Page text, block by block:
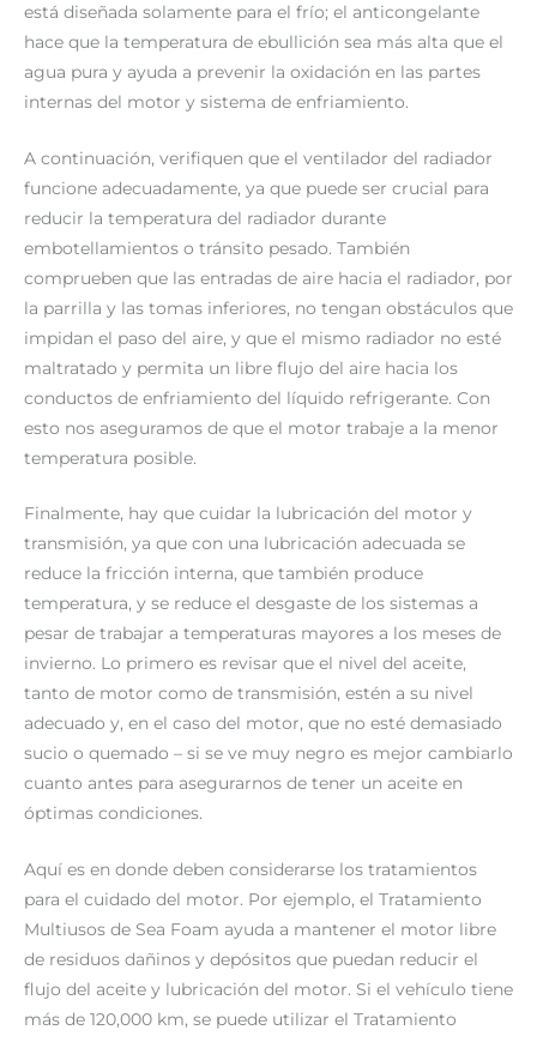
está diseñada solamente para el frío; el anticongelante
hace que la temperatura de ebullición sea más alta que el
agua pura y ayuda a prevenir la oxidación en las partes
internas del motor y sistema de enfriamiento.
A continuación, verifiquen que el ventilador del radiador
funcione adecuadamente, ya que puede ser crucial para
reducir la temperatura del radiador durante
embotellamientos o tránsito pesado. También
comprueben que las entradas de aire hacia el radiador, por
la parrilla y las tomas inferiores, no tengan obstáculos que
impidan el paso del aire, y que el mismo radiador no esté
maltratado y permita un libre flujo del aire hacia los
conductos de enfriamiento del líquido refrigerante. Con
esto nos aseguramos de que el motor trabaje a la menor
temperatura posible.
Finalmente, hay que cuidar la lubricación del motor y
transmisión, ya que con una lubricación adecuada se
reduce la fricción interna, que también produce
temperatura, y se reduce el desgaste de los sistemas a
pesar de trabajar a temperaturas mayores a los meses de
invierno. Lo primero es revisar que el nivel del aceite,
tanto de motor como de transmisión, estén a su nivel
adecuado y, en el caso del motor, que no esté demasiado
sucio o quemado – si se ve muy negro es mejor cambiarlo
cuanto antes para asegurarnos de tener un aceite en
óptimas condiciones.
Aquí es en donde deben considerarse los tratamientos
para el cuidado del motor. Por ejemplo, el Tratamiento
Multiusos de Sea Foam ayuda a mantener el motor libre
de residuos dañinos y depósitos que puedan reducir el
flujo del aceite y lubricación del motor. Si el vehículo tiene
más de 120,000 km, se puede utilizar el Tratamiento